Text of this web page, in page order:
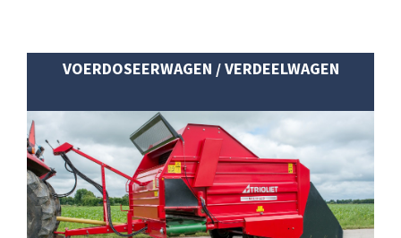
VOERDOSEERWAGEN / VERDEELWAGEN